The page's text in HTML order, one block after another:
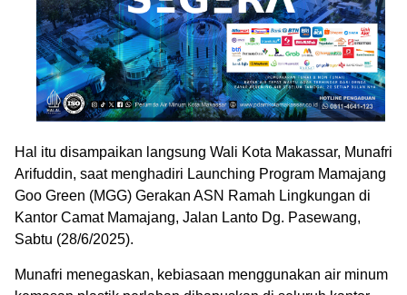
Hal itu disampaikan langsung Wali Kota Makassar, Munafri
Arifuddin, saat menghadiri Launching Program Mamajang
Goo Green (MGG) Gerakan ASN Ramah Lingkungan di
Kantor Camat Mamajang, Jalan Lanto Dg. Pasewang,
Sabtu (28/6/2025).
Munafri menegaskan, kebiasaan menggunakan air minum